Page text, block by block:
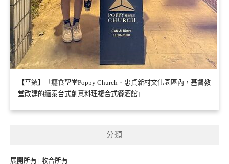
【平鎮】「癮食聖堂Poppy Church．忠貞新村文化園區內，基督教
堂改建的緬泰台式創意料理複合式餐酒館」
分類
展開所有 | 收合所有